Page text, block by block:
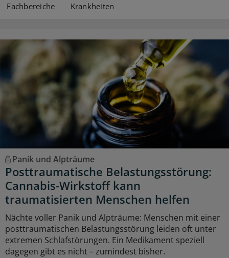
Fachbereiche Krankheiten
Panik und Alpträume
Posttraumatische Belastungsstörung:
Cannabis-Wirkstoff kann
traumatisierten Menschen helfen
Nächte voller Panik und Alpträume: Menschen mit einer
posttraumatischen Belastungsstörung leiden oft unter
extremen Schlafstörungen. Ein Medikament speziell
dagegen gibt es nicht – zumindest bisher.